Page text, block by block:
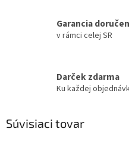
Garancia
v rámci celej SR
Darček zdarma
Ku každej
Súvisiaci tovar